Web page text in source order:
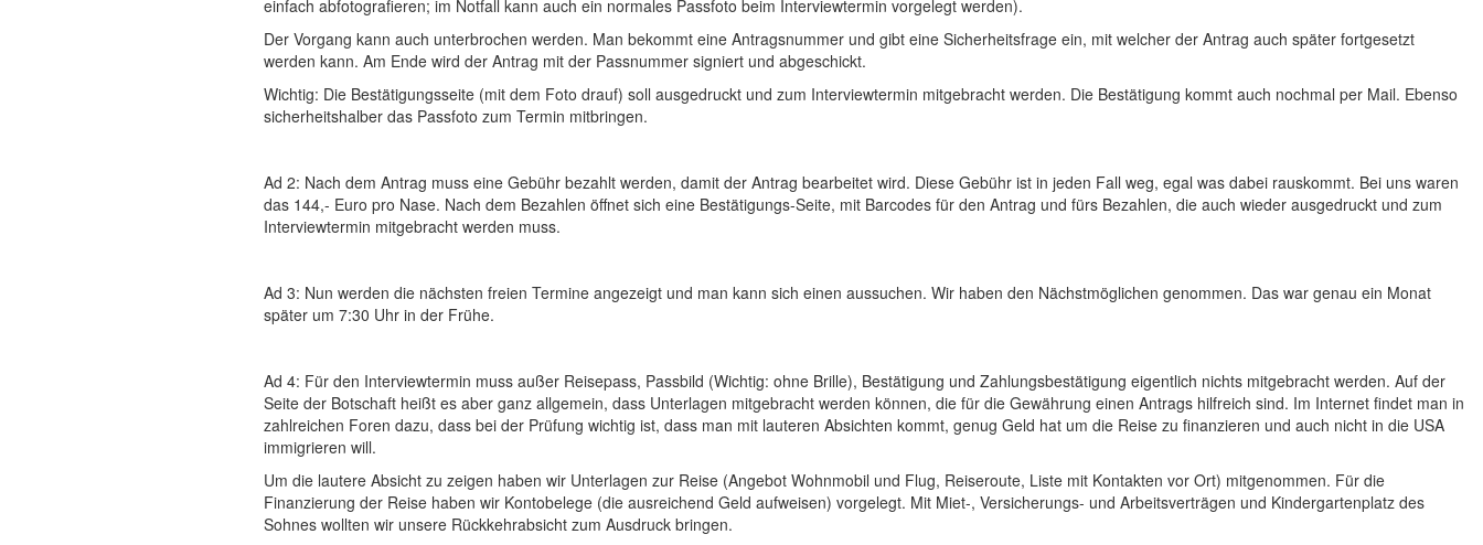
einfach abfotografieren; im Notfall kann auch ein normales Passfoto beim Interviewtermin vorgelegt werden).
Der Vorgang kann auch unterbrochen werden. Man bekommt eine Antragsnummer und gibt eine Sicherheitsfrage ein, mit welcher der Antrag auch später fortgesetzt
werden kann. Am Ende wird der Antrag mit der Passnummer signiert und abgeschickt.
Wichtig: Die Bestätigungsseite (mit dem Foto drauf) soll ausgedruckt und zum Interviewtermin mitgebracht werden. Die Bestätigung kommt auch nochmal per Mail. Ebenso
sicherheitshalber das Passfoto zum Termin mitbringen.
Ad 2: Nach dem Antrag muss eine Gebühr bezahlt werden, damit der Antrag bearbeitet wird. Diese Gebühr ist in jeden Fall weg, egal was dabei rauskommt. Bei uns waren
das 144,- Euro pro Nase. Nach dem Bezahlen öffnet sich eine Bestätigungs-Seite, mit Barcodes für den Antrag und fürs Bezahlen, die auch wieder ausgedruckt und zum
Interviewtermin mitgebracht werden muss.
Ad 3: Nun werden die nächsten freien Termine angezeigt und man kann sich einen aussuchen. Wir haben den Nächstmöglichen genommen. Das war genau ein Monat
später um 7:30 Uhr in der Frühe.
Ad 4: Für den Interviewtermin muss außer Reisepass, Passbild (Wichtig: ohne Brille), Bestätigung und Zahlungsbestätigung eigentlich nichts mitgebracht werden. Auf der
Seite der Botschaft heißt es aber ganz allgemein, dass Unterlagen mitgebracht werden können, die für die Gewährung einen Antrags hilfreich sind. Im Internet findet man in
zahlreichen Foren dazu, dass bei der Prüfung wichtig ist, dass man mit lauteren Absichten kommt, genug Geld hat um die Reise zu finanzieren und auch nicht in die USA
immigrieren will.
Um die lautere Absicht zu zeigen haben wir Unterlagen zur Reise (Angebot Wohnmobil und Flug, Reiseroute, Liste mit Kontakten vor Ort) mitgenommen. Für die
Finanzierung der Reise haben wir Kontobelege (die ausreichend Geld aufweisen) vorgelegt. Mit Miet-, Versicherungs- und Arbeitsverträgen und Kindergartenplatz des
Sohnes wollten wir unsere Rückkehrabsicht zum Ausdruck bringen.